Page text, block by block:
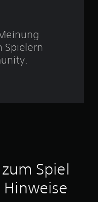
n
u
s
Spielern
Spiel